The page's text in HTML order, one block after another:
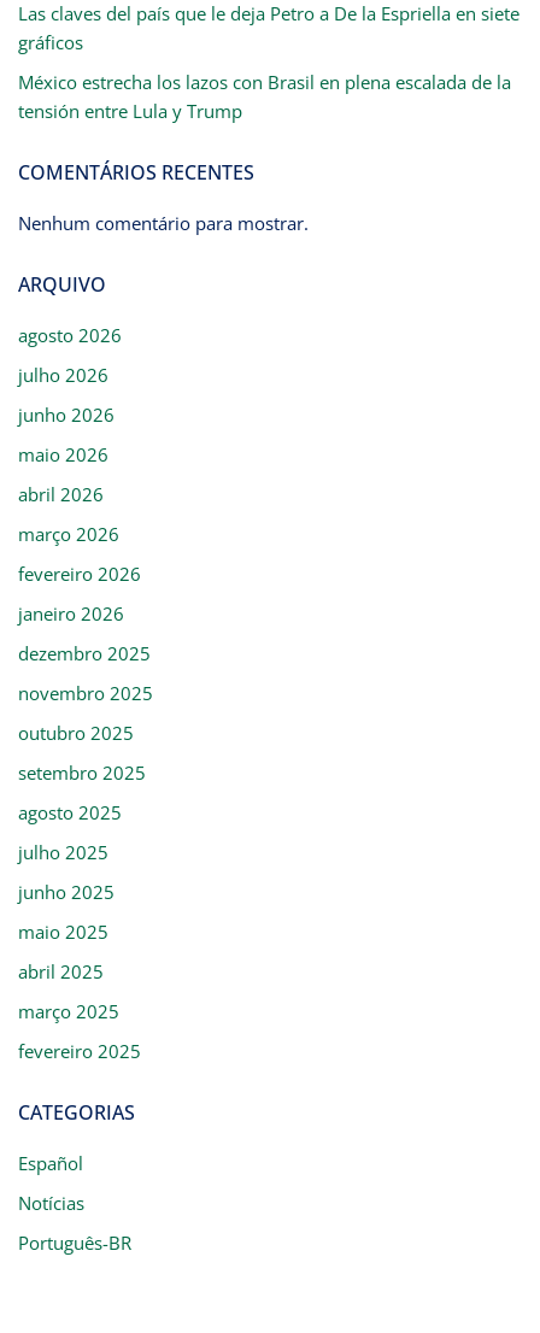
Las claves del país que le deja Petro a De la Espriella en siete
gráficos
México estrecha los lazos con Brasil en plena escalada de la
tensión entre Lula y Trump
COMENTÁRIOS RECENTES
Nenhum comentário para mostrar.
ARQUIVO
agosto 2026
julho 2026
junho 2026
maio 2026
abril 2026
março 2026
fevereiro 2026
janeiro 2026
dezembro 2025
novembro 2025
outubro 2025
setembro 2025
agosto 2025
julho 2025
junho 2025
maio 2025
abril 2025
março 2025
fevereiro 2025
CATEGORIAS
Español
Notícias
Português-BR